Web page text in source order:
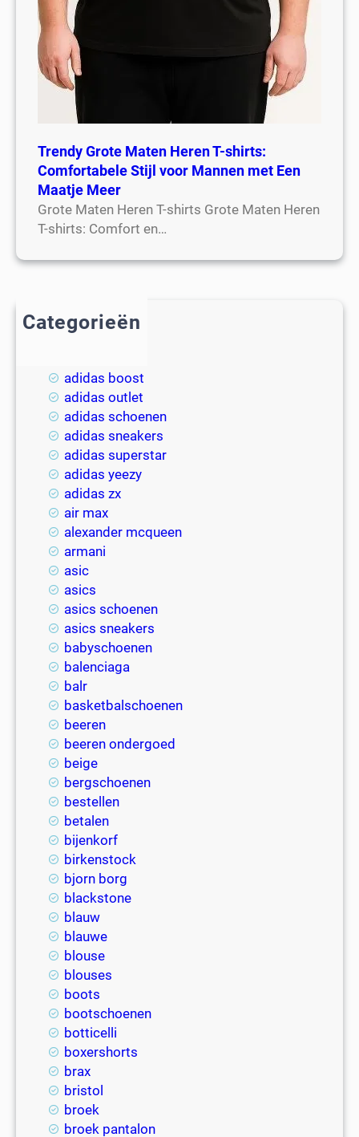
Trendy Grote Maten Heren T-shirts:
Comfortabele Stijl voor Mannen met Een
Maatje Meer
Grote Maten Heren T-shirts Grote Maten Heren
T-shirts: Comfort en…
Categorieën
adidas boost
adidas outlet
adidas schoenen
adidas sneakers
adidas superstar
adidas yeezy
adidas zx
air max
alexander mcqueen
armani
asic
asics
asics schoenen
asics sneakers
babyschoenen
balenciaga
balr
basketbalschoenen
beeren
beeren ondergoed
beige
bergschoenen
bestellen
betalen
bijenkorf
birkenstock
bjorn borg
blackstone
blauw
blauwe
blouse
blouses
boots
bootschoenen
botticelli
boxershorts
brax
bristol
broek
broek pantalon